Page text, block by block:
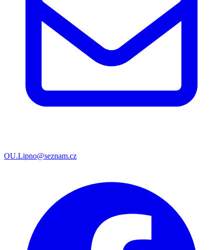
OU.Lipno@seznam.cz